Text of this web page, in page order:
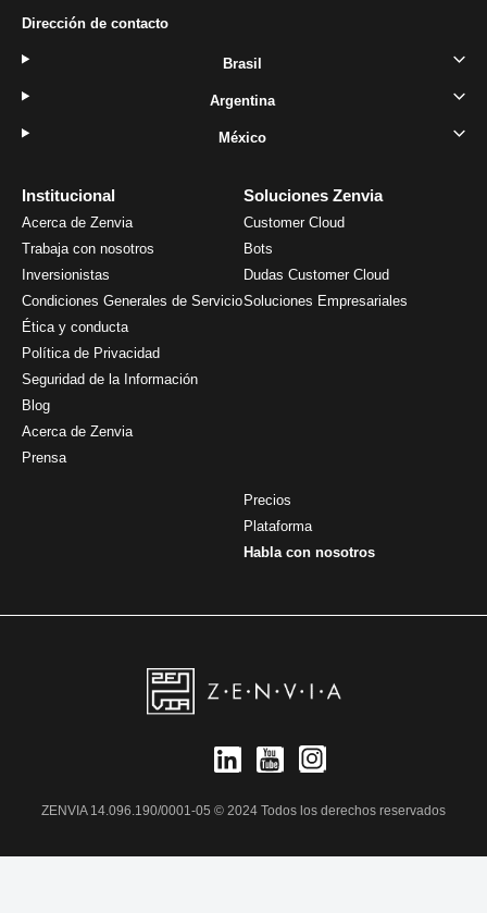
Institucional
Acerca de Zenvia
Trabaja con nosotros
Inversionistas
Condiciones Generales de Servicio
Ética y conducta
Política de Privacidad
Seguridad de la Información
Blog
Acerca de Zenvia
Prensa
Soluciones Zenvia
Customer Cloud
Bots
Dudas Customer Cloud
Soluciones Empresariales
Precios
Plataforma
Habla con nosotros
Dirección de contacto
Brasil
Argentina
México
ZENVIA 14.096.190/0001-05 © 2024 Todos los derechos reservados